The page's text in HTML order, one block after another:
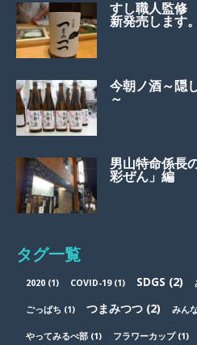
すし職人監修
新発売します。
今朝ノ酒～隠
～
男山特命係長
彩ぜん」編
タグ一覧
2020 (1) COVID-19(1) SDGS (2)
ごっぱち (1) つまみつつ (2) みん
やってみるべ部 (1) フラワーカップ(1)